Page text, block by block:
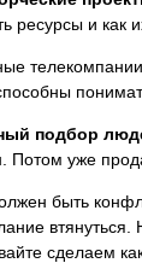
ресурсы и как
подбор
Потом уже
быть
сделаем